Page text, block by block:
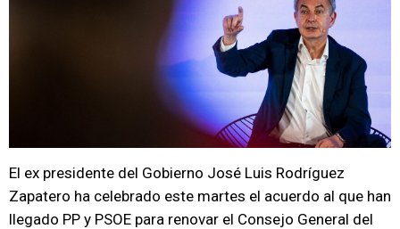
El ex presidente del Gobierno José Luis Rodríguez
Zapatero ha celebrado este martes el acuerdo al que han
llegado PP y PSOE para renovar el Consejo General del